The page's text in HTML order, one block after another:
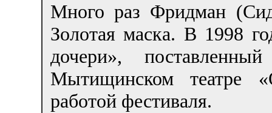
Много раз Фридман
Золотая маска. В 1998
дочери»,
Мытищинском театре
работой фестиваля.